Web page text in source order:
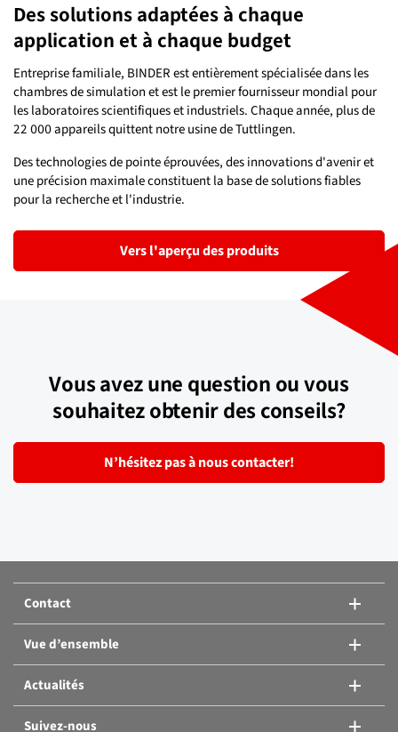
Des solutions adaptées à chaque
application et à chaque budget
Entreprise familiale, BINDER est entièrement spécialisée dans les
chambres de simulation et est le premier fournisseur mondial pour
les laboratoires scientifiques et industriels. Chaque année, plus de
22 000 appareils quittent notre usine de Tuttlingen.
Des technologies de pointe éprouvées, des innovations d'avenir et
une précision maximale constituent la base de solutions fiables
pour la recherche et l'industrie.
Vers l'aperçu des produits
Vous avez une question ou vous
souhaitez obtenir des conseils?
N’hésitez pas à nous contacter!
Contact
Vue d’ensemble
Actualités
Suivez-nous